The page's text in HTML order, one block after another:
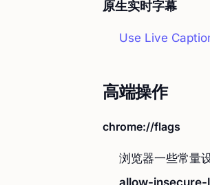
原生实时字幕
Use Live
高端操作
chrome://flags
浏览器一些常量
allow-insecure-